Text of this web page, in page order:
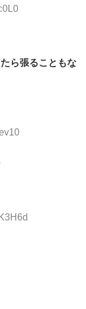
ら張ることもな